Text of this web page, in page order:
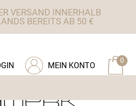
VERSAND INNERHALB
BEREITS AB 50 €
0
MEIN KONTO